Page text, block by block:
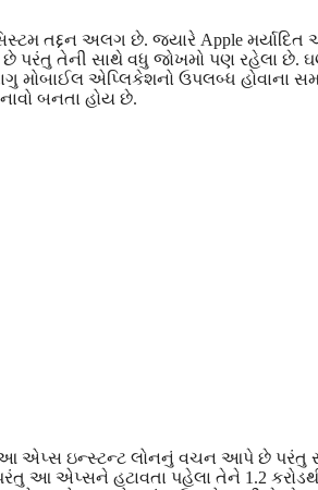
તદ્દન અલગ છે. જ્યારે Apple
તેની સાથે વધુ જોખમો પણ રહેલા છે. ઘણી
મોબાઈલ એપ્લિકેશનો ઉપલબ્ધ હોવાના
બનતા હોય છે.
આ એપ્સ ઇન્સ્ટન્ટ લોનનું વચન આપે છે પરંતુ
પરંતુ આ એપ્સને હટાવતા પહેલા તેને 1.2